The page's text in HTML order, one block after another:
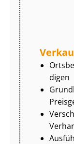
di­gen